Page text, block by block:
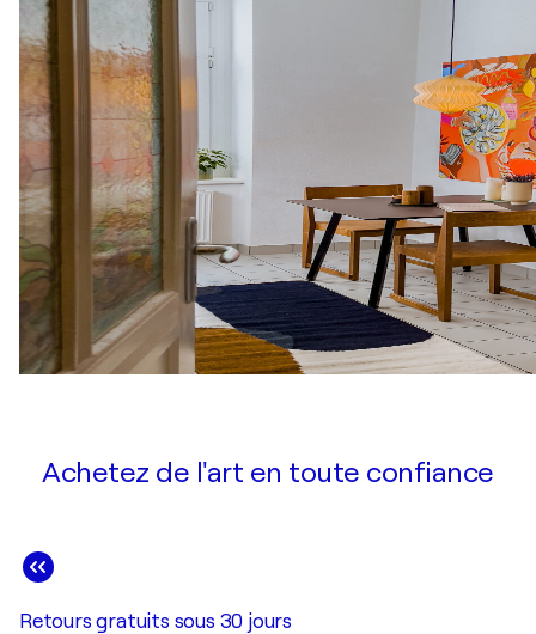
Achetez de l'art en toute confiance
Retours gratuits sous 30 jours